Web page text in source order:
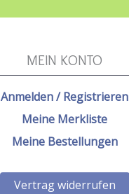
MEIN KONTO
Anmelden / Registrieren
Meine Merkliste
Meine Bestellungen
Vertrag widerrufen